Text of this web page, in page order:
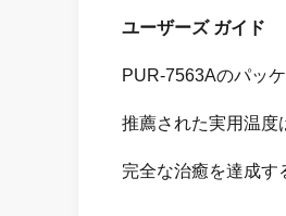
ユーザーズ ガイド
PUR-7563Aのパッ
推薦された実用温
完全な治癒を達成す